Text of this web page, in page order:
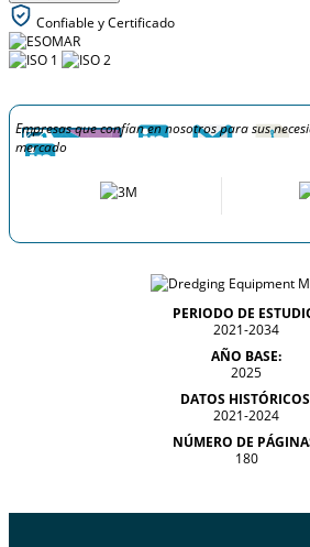
Confiable y Certificado
Empresas que confían en nosotros para sus
mercado
PERIODO DE
2021-2034
AÑO BASE:
2025
DATOS
2021-2024
NÚMERO DE
180